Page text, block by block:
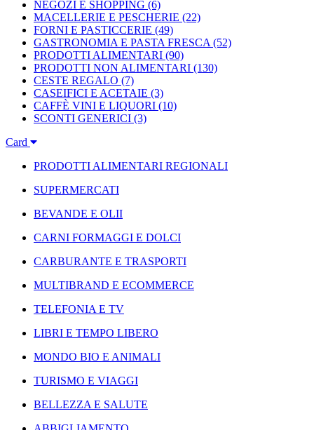
NEGOZI E SHOPPING (6)
MACELLERIE E PESCHERIE (22)
FORNI E PASTICCERIE (49)
GASTRONOMIA E PASTA FRESCA (52)
PRODOTTI ALIMENTARI (90)
PRODOTTI NON ALIMENTARI (130)
CESTE REGALO (7)
CASEIFICI E ACETAIE (3)
CAFFÈ VINI E LIQUORI (10)
SCONTI GENERICI (3)
Card
PRODOTTI ALIMENTARI REGIONALI
SUPERMERCATI
BEVANDE E OLII
CARNI FORMAGGI E DOLCI
CARBURANTE E TRASPORTI
MULTIBRAND E ECOMMERCE
TELEFONIA E TV
LIBRI E TEMPO LIBERO
MONDO BIO E ANIMALI
TURISMO E VIAGGI
BELLEZZA E SALUTE